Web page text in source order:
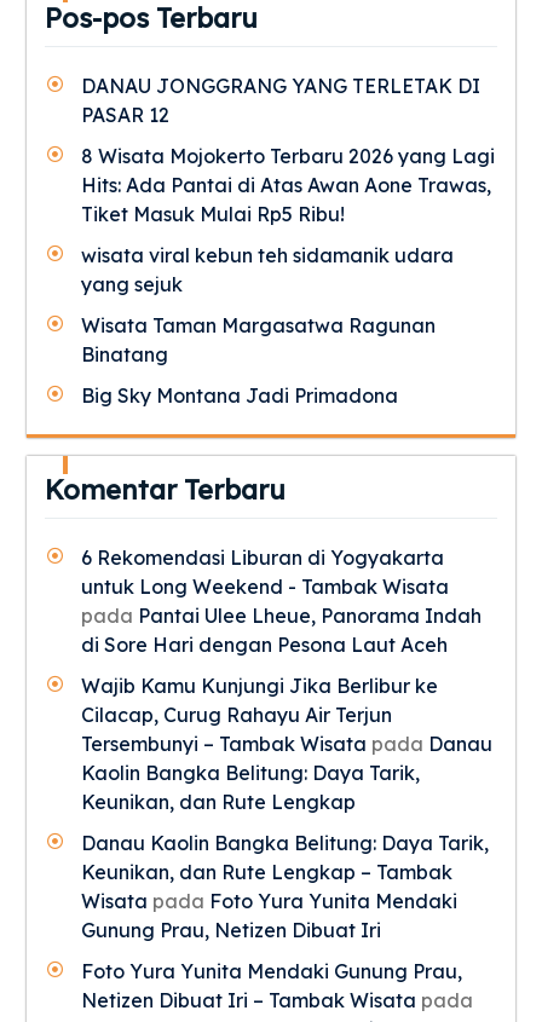
Pos-pos Terbaru
DANAU JONGGRANG YANG TERLETAK DI
PASAR 12
8 Wisata Mojokerto Terbaru 2026 yang Lagi
Hits: Ada Pantai di Atas Awan Aone Trawas,
Tiket Masuk Mulai Rp5 Ribu!
wisata viral kebun teh sidamanik udara
yang sejuk
Wisata Taman Margasatwa Ragunan
Binatang
Big Sky Montana Jadi Primadona
Komentar Terbaru
6 Rekomendasi Liburan di Yogyakarta
untuk Long Weekend - Tambak Wisata
pada Pantai Ulee Lheue, Panorama Indah
di Sore Hari dengan Pesona Laut Aceh
Wajib Kamu Kunjungi Jika Berlibur ke
Cilacap, Curug Rahayu Air Terjun
Tersembunyi – Tambak Wisata pada Danau
Kaolin Bangka Belitung: Daya Tarik,
Keunikan, dan Rute Lengkap
Danau Kaolin Bangka Belitung: Daya Tarik,
Keunikan, dan Rute Lengkap – Tambak
Wisata pada Foto Yura Yunita Mendaki
Gunung Prau, Netizen Dibuat Iri
Foto Yura Yunita Mendaki Gunung Prau,
Netizen Dibuat Iri – Tambak Wisata pada